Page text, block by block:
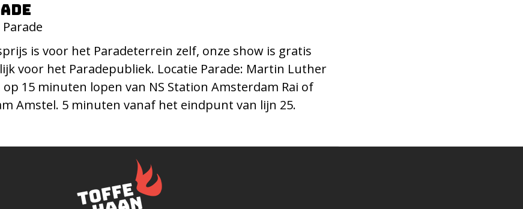
Parade
is voor het Paradeterrein zelf, onze show is gratis
voor het Paradepubliek. Locatie Parade: Martin Luther
op 15 minuten lopen van NS Station Amsterdam Rai of
Amstel. 5 minuten vanaf het eindpunt van lijn 25.